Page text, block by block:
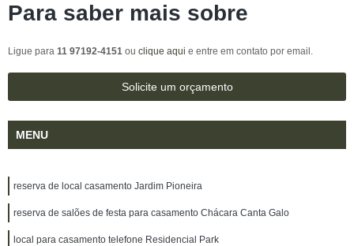
Para saber mais sobre
Ligue para 11 97192-4151 ou clique aqui e entre em contato por email.
Solicite um orçamento
MENU
reserva de local casamento Jardim Pioneira
reserva de salões de festa para casamento Chácara Canta Galo
local para casamento telefone Residencial Park